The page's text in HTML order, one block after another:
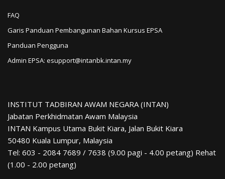
FAQ
Garis Panduan Pembangunan Bahan Kursus EPSA
Panduan Pengguna
Admin EPSA: esupport@intanbk.intan.my
INSTITUT TADBIRAN AWAM NEGARA (INTAN)
Jabatan Perkhidmatan Awam Malaysia
INTAN Kampus Utama Bukit Kiara, Jalan Bukit Kiara
50480 Kuala Lumpur, Malaysia
Tel: 603 - 2084 7689 / 7638 (9.00 pagi - 4.00 petang) Rehat
(1.00 - 2.00 petang)